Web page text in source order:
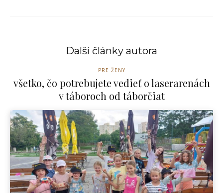
Další články autora
PRE ŽENY
všetko, čo potrebujete vedieť o laserarenách
v táboroch od táborčiat